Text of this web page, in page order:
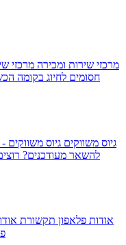
מרכזי שירות ומכירה מרכזי
חסומים לחיוג בקומה
גיוס משווקים גיוס משווקים
להשאר מעודכנים?
אודות פלאפון תקשורת